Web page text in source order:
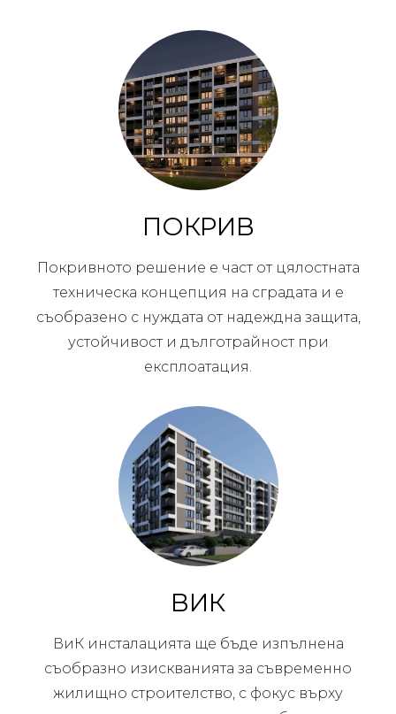
ПОКРИВ
Покривното решение е част от цялостната
техническа концепция на сградата и е
съобразено с нуждата от надеждна защита,
устойчивост и дълготрайност при
експлоатация.
ВИК
ВиК инсталацията ще бъде изпълнена
съобразно изискванията за съвременно
жилищно строителство, с фокус върху